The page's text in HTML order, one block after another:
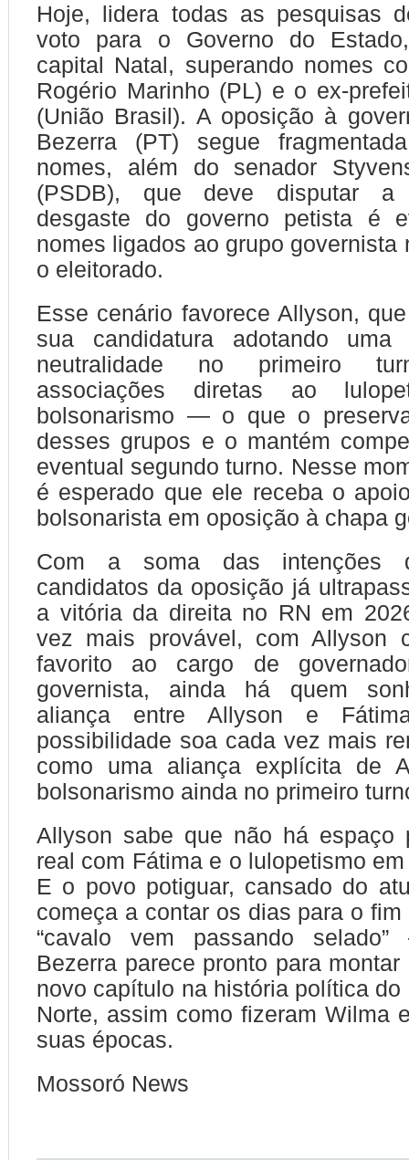
Hoje, lidera todas as pesquisas
voto para o Governo do
capital Natal, superando nomes
Rogério Marinho (PL) e o ex-
(União Brasil). A oposição à
Bezerra (PT) segue
nomes, além do senador
(PSDB), que deve disputar a
desgaste do governo petista é
nomes ligados ao grupo governista
o eleitorado.
Esse cenário favorece Allyson,
sua candidatura adotando uma
neutralidade no primeiro
associações diretas ao
bolsonarismo — o que o
desses grupos e o mantém
eventual segundo turno. Nesse
é esperado que ele receba o
bolsonarista em oposição à chapa
Com a soma das intenções
candidatos da oposição já
a vitória da direita no RN em
vez mais provável, com Allyson
favorito ao cargo de
governista, ainda há quem
aliança entre Allyson e
possibilidade soa cada vez mais
como uma aliança explícita de
bolsonarismo ainda no primeiro
Allyson sabe que não há espaço
real com Fátima e o lulopetismo
E o povo potiguar, cansado do
começa a contar os dias para o
“cavalo vem passando
Bezerra parece pronto para
novo capítulo na história política do
Norte, assim como fizeram Wilma
suas épocas.
Mossoró News